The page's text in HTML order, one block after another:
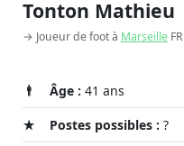
Tonton Mathieu
→ Joueur de foot à Marseille FR
Âge : 41 ans
Postes possibles : ?